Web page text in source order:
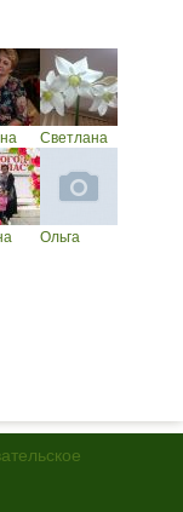
Светлана
Ольга